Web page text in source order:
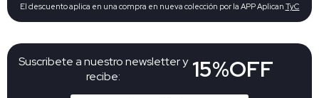
Suscribete a nuestro newsletter y
recibe:
15%OFF
El descuento aplica en una compra en nueva colección por la APP Aplican TyC